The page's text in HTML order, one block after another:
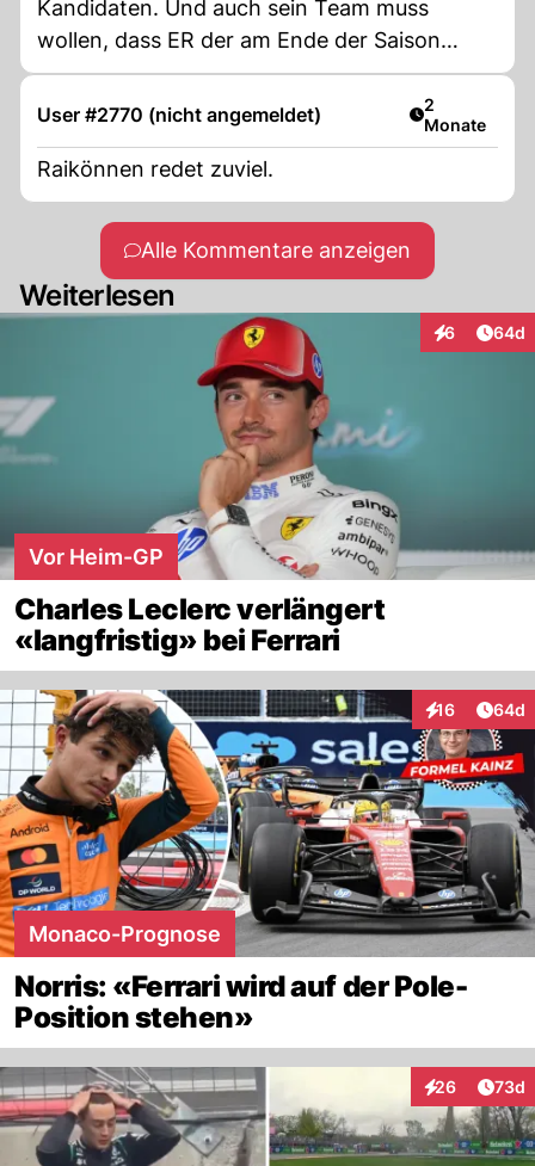
Kandidaten. Und auch sein Team muss
wollen, dass ER der am Ende der Saison
Champion wird
User #2770 (nicht angemeldet) Artikel
2
Monate
Raikönnen redet zuviel.
Alle Kommentare anzeigen
Weiterlesen
6
Interaktionen
64d
Vor Heim-GP
Charles Leclerc verlängert
«langfristig» bei Ferrari
16
Interaktionen
64d
Monaco-Prognose
Norris: «Ferrari wird auf der Pole-
Position stehen»
26
Interaktionen
73d